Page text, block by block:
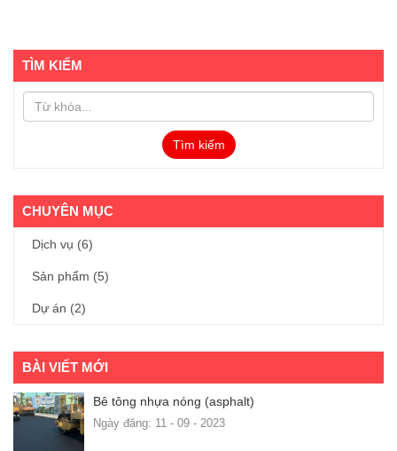
TÌM KIẾM
Tìm kiếm
CHUYÊN MỤC
Dịch vụ (6)
Sản phẩm (5)
Dự án (2)
BÀI VIẾT MỚI
Bê tông nhựa nóng (asphalt)
Ngày đăng: 11 - 09 - 2023